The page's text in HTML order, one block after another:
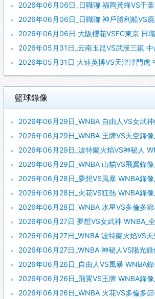
2026年06月06日_日職聯 福岡黃蜂VS千葉市原錄像_
2026年06月06日_日職聯 神戶勝利船VS鹿島鹿角錄像
2026年06月06日 大阪櫻花VSFC東京 日職聯_全場
2026年05月31日_云南玉昆VS武漢三鎮 中超錄像_
2026年05月31日 大連英博VS天津津門虎 中超_全
籃球錄像
2026年06月29日_WNBA 自由人VS女武神錄像_全
2026年06月29日_WNBA 王牌VS天空錄像_高
2026年06月29日_波特蘭火焰VS神秘人 WNBA錄像_
2026年06月29日_WNBA 山貓VS飛翼錄像_全
2026年06月28日_夢想VS風暴 WNBA錄像_高
2026年06月28日_火花VS狂熱 WNBA錄像_全
2026年06月28日_WNBA 水星VS多倫多節奏錄像_
2026年06月27日 夢想VS女武神 WNBA_全場
2026年06月27日_WNBA 波特蘭火焰VS天空錄像_
2026年06月27日_WNBA 神秘人VS陽光錄像_高
2026年06月26日_自由人VS風暴 WNBA錄像_全
2026年06月26日_飛翼VS王牌 WNBA錄像_全
2026年06月26日_WNBA 火花VS多倫多節奏錄像_